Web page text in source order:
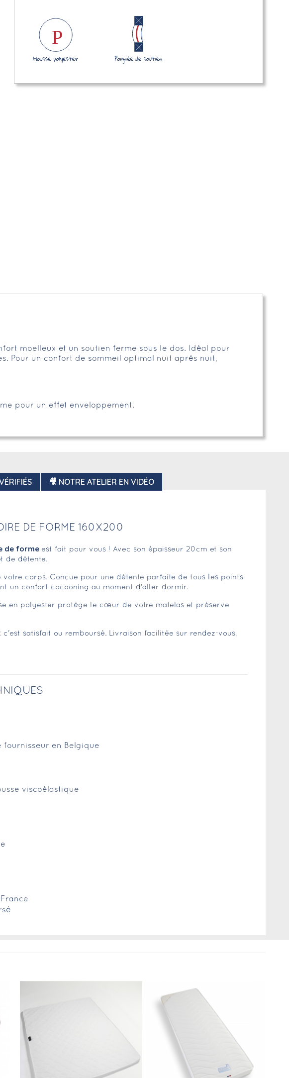
moelleux et un soutien ferme sous le dos. Idéal pour
Pour un confort de sommeil optimal nuit après nuit,
pour un effet enveloppement.
🎥 NOTRE ATELIER EN VIDÉO
DE FORME 160X200
de forme est fait pour vous ! Avec son épaisseur 20cm et son
de détente.
corps. Conçue pour une détente parfaite de tous les points
un confort cocooning au moment d'aller dormir.
en polyester protège le cœur de votre matelas et préserve
c'est satisfait ou remboursé. Livraison facilitée sur rendez-vous,
fournisseur en Belgique
viscoélastique